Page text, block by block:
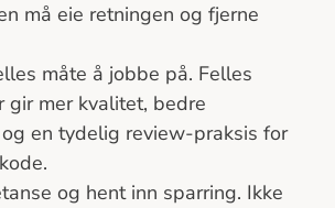
må eie retningen og fjerne
måte å jobbe på. Felles
gir mer kvalitet, bedre
en tydelig review-praksis for
og hent inn sparring. Ikke